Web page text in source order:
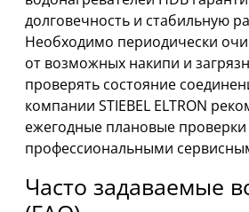
долговечность и стабильную
Необходимо периодически
от возможных накипи и
проверять состояние
компании STIEBEL ELTRON
ежегодные плановые проверки
профессиональными
Часто задаваемые